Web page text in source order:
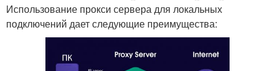
Использование прокси сервера для локальных
подключений дает следующие преимущества: